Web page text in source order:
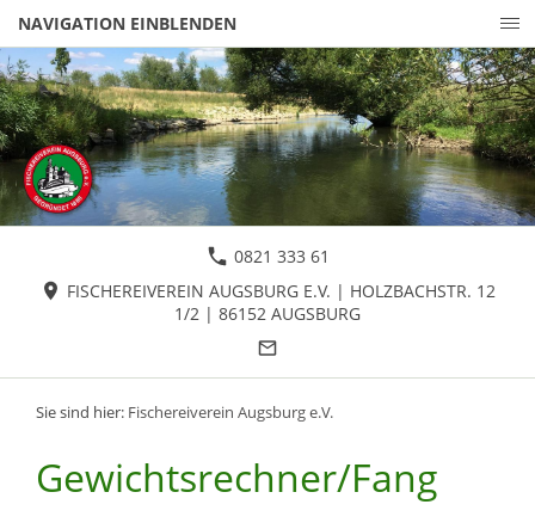
NAVIGATION EINBLENDEN
0821 333 61
FISCHEREIVEREIN AUGSBURG E.V. | HOLZBACHSTR. 12
1/2 | 86152 AUGSBURG
Sie sind hier: Fischereiverein Augsburg e.V.
Gewichtsrechner/Fang